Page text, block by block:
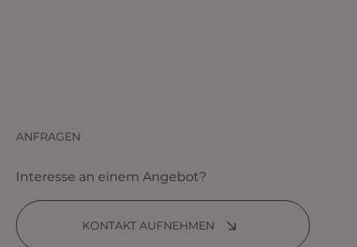
ANFRAGEN
Interesse an einem Angebot?
KONTAKT AUFNEHMEN